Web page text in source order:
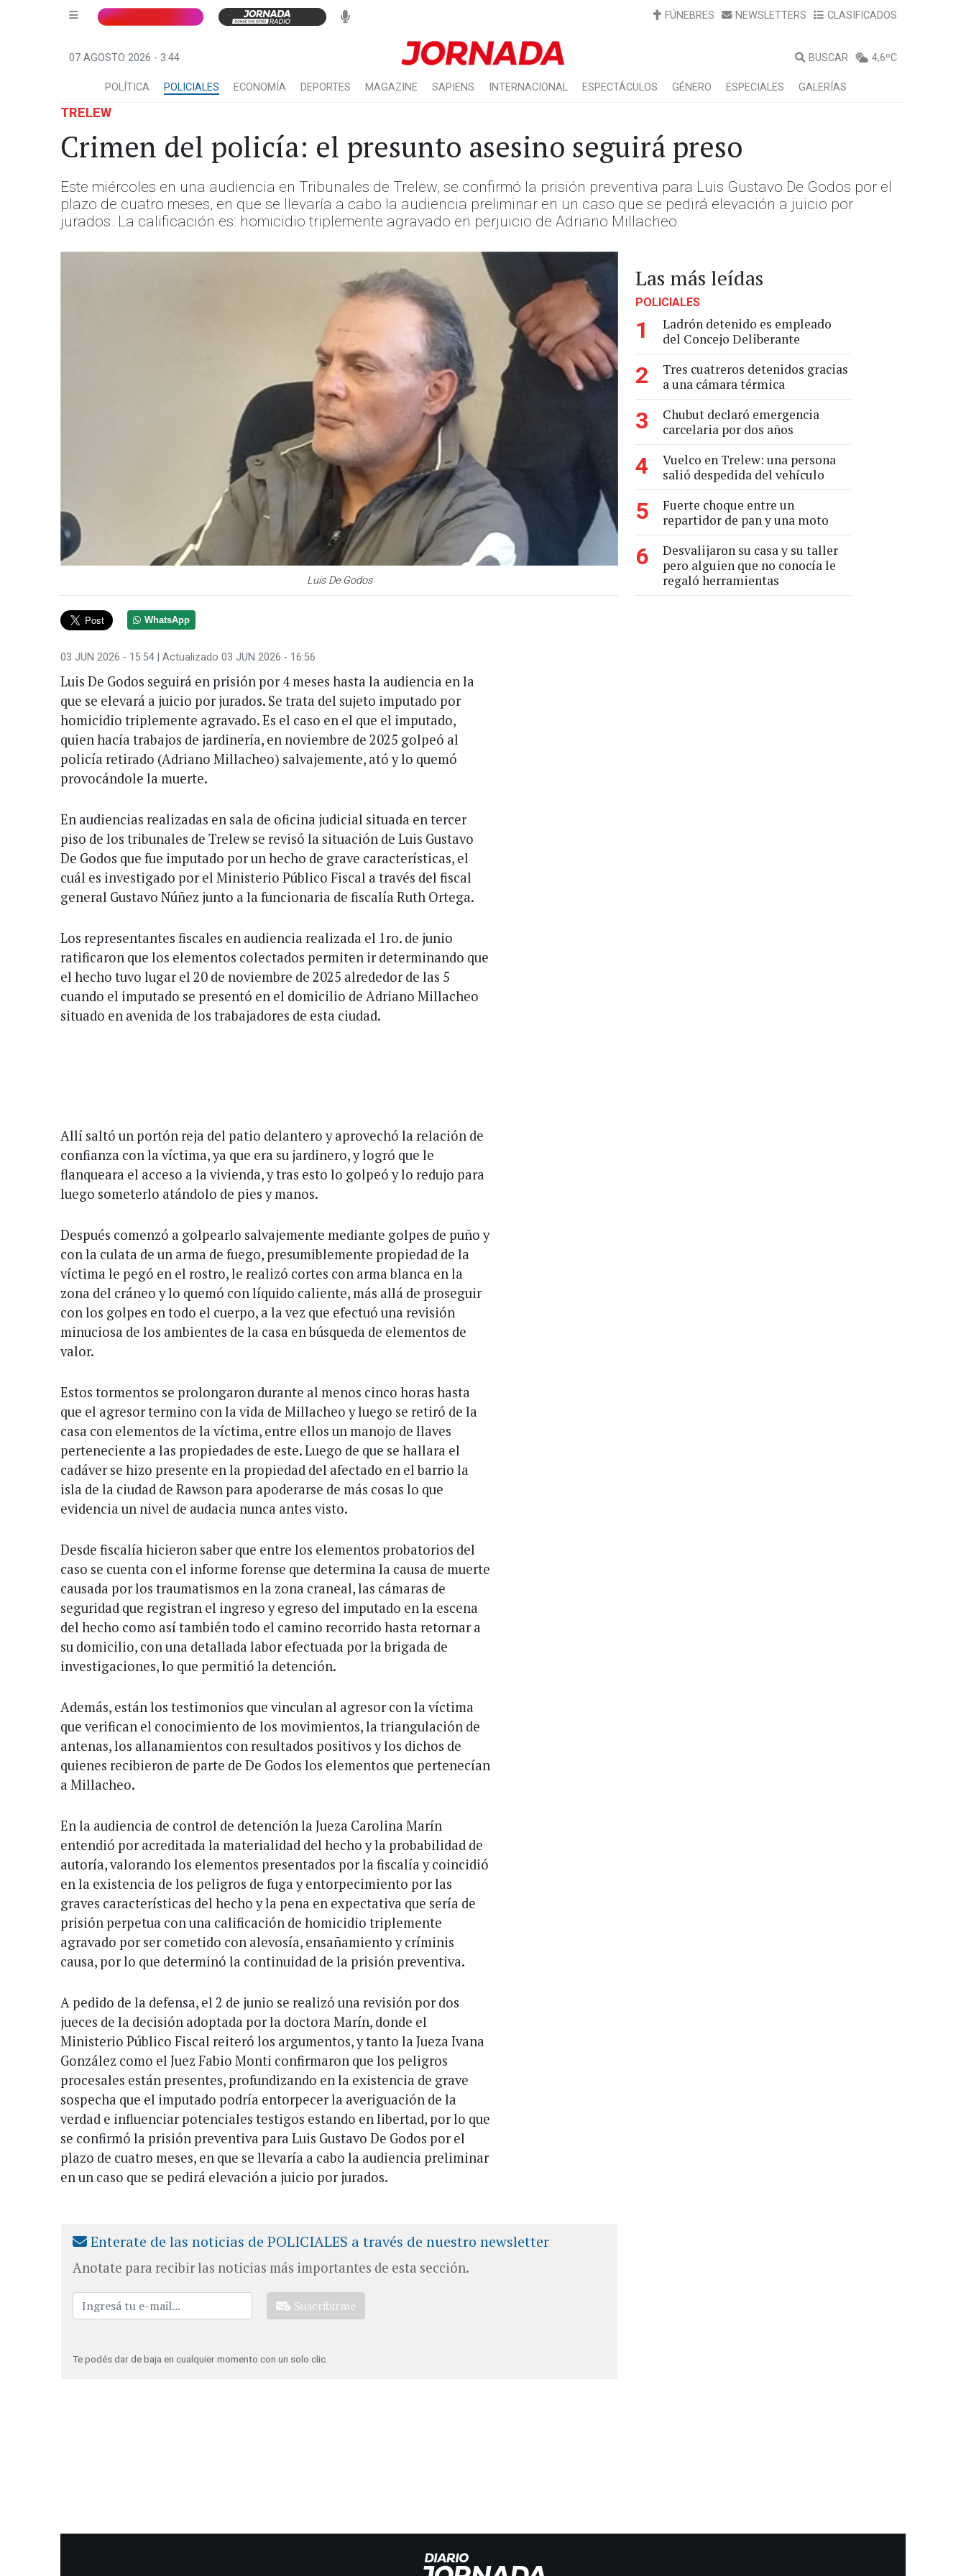
FÚNEBRES NEWSLETTERS CLASIFICADOS
07 AGOSTO 2026 - 3:44 BUSCAR 4,6ºC
POLÍTICA POLICIALES ECONOMÍA DEPORTES MAGAZINE SAPIENS INTERNACIONAL ESPECTÁCULOS GÉNERO ESPECIALES GALERÍAS
TRELEW
Crimen del policía: el presunto asesino seguirá preso
Este miércoles en una audiencia en Tribunales de Trelew, se confirmó la prisión preventiva para Luis Gustavo De Godos por el
plazo de cuatro meses, en que se llevaría a cabo la audiencia preliminar en un caso que se pedirá elevación a juicio por
jurados. La calificación es: homicidio triplemente agravado en perjuicio de Adriano Millacheo.
Luis De Godos
WhatsApp
03 JUN 2026 - 15:54 | Actualizado 03 JUN 2026 - 16:56
Luis De Godos seguirá en prisión por 4 meses hasta la audiencia en la
que se elevará a juicio por jurados. Se trata del sujeto imputado por
homicidio triplemente agravado. Es el caso en el que el imputado,
quien hacía trabajos de jardinería, en noviembre de 2025 golpeó al
policía retirado (Adriano Millacheo) salvajemente, ató y lo quemó
provocándole la muerte.
En audiencias realizadas en sala de oficina judicial situada en tercer
piso de los tribunales de Trelew se revisó la situación de Luis Gustavo
De Godos que fue imputado por un hecho de grave características, el
cuál es investigado por el Ministerio Público Fiscal a través del fiscal
general Gustavo Núñez junto a la funcionaria de fiscalía Ruth Ortega.
Los representantes fiscales en audiencia realizada el 1ro. de junio
ratificaron que los elementos colectados permiten ir determinando que
el hecho tuvo lugar el 20 de noviembre de 2025 alrededor de las 5
cuando el imputado se presentó en el domicilio de Adriano Millacheo
situado en avenida de los trabajadores de esta ciudad.
Allí saltó un portón reja del patio delantero y aprovechó la relación de
confianza con la víctima, ya que era su jardinero, y logró que le
flanqueara el acceso a la vivienda, y tras esto lo golpeó y lo redujo para
luego someterlo atándolo de pies y manos.
Después comenzó a golpearlo salvajemente mediante golpes de puño y
con la culata de un arma de fuego, presumiblemente propiedad de la
víctima le pegó en el rostro, le realizó cortes con arma blanca en la
zona del cráneo y lo quemó con líquido caliente, más allá de proseguir
con los golpes en todo el cuerpo, a la vez que efectuó una revisión
minuciosa de los ambientes de la casa en búsqueda de elementos de
valor.
Estos tormentos se prolongaron durante al menos cinco horas hasta
que el agresor termino con la vida de Millacheo y luego se retiró de la
casa con elementos de la víctima, entre ellos un manojo de llaves
perteneciente a las propiedades de este. Luego de que se hallara el
cadáver se hizo presente en la propiedad del afectado en el barrio la
isla de la ciudad de Rawson para apoderarse de más cosas lo que
evidencia un nivel de audacia nunca antes visto.
Desde fiscalía hicieron saber que entre los elementos probatorios del
caso se cuenta con el informe forense que determina la causa de muerte
causada por los traumatismos en la zona craneal, las cámaras de
seguridad que registran el ingreso y egreso del imputado en la escena
del hecho como así también todo el camino recorrido hasta retornar a
su domicilio, con una detallada labor efectuada por la brigada de
investigaciones, lo que permitió la detención.
Además, están los testimonios que vinculan al agresor con la víctima
que verifican el conocimiento de los movimientos, la triangulación de
antenas, los allanamientos con resultados positivos y los dichos de
quienes recibieron de parte de De Godos los elementos que pertenecían
a Millacheo.
En la audiencia de control de detención la Jueza Carolina Marín
entendió por acreditada la materialidad del hecho y la probabilidad de
autoría, valorando los elementos presentados por la fiscalía y coincidió
en la existencia de los peligros de fuga y entorpecimiento por las
graves características del hecho y la pena en expectativa que sería de
prisión perpetua con una calificación de homicidio triplemente
agravado por ser cometido con alevosía, ensañamiento y críminis
causa, por lo que determinó la continuidad de la prisión preventiva.
A pedido de la defensa, el 2 de junio se realizó una revisión por dos
jueces de la decisión adoptada por la doctora Marín, donde el
Ministerio Público Fiscal reiteró los argumentos, y tanto la Jueza Ivana
González como el Juez Fabio Monti confirmaron que los peligros
procesales están presentes, profundizando en la existencia de grave
sospecha que el imputado podría entorpecer la averiguación de la
verdad e influenciar potenciales testigos estando en libertad, por lo que
se confirmó la prisión preventiva para Luis Gustavo De Godos por el
plazo de cuatro meses, en que se llevaría a cabo la audiencia preliminar
en un caso que se pedirá elevación a juicio por jurados.
Enterate de las noticias de POLICIALES a través de nuestro newsletter
Anotate para recibir las noticias más importantes de esta sección.
Suscribirme
Te podés dar de baja en cualquier momento con un solo clic.
Las más leídas
POLICIALES
1
Ladrón detenido es empleado
del Concejo Deliberante
2
Tres cuatreros detenidos gracias
a una cámara térmica
3
Chubut declaró emergencia
carcelaria por dos años
4
Vuelco en Trelew: una persona
salió despedida del vehículo
5
Fuerte choque entre un
repartidor de pan y una moto
6
Desvalijaron su casa y su taller
pero alguien que no conocía le
regaló herramientas